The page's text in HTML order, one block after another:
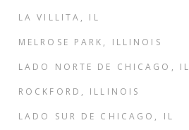
LA VILLITA, IL
MELROSE PARK, ILLINOIS
LADO NORTE DE CHICAGO, IL
ROCKFORD, ILLINOIS
LADO SUR DE CHICAGO, IL